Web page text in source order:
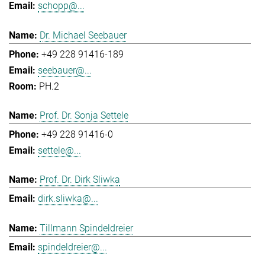
schopp@...
Dr. Michael Seebauer
+49 228 91416-189
seebauer@...
PH.2
Prof. Dr. Sonja Settele
+49 228 91416-0
settele@...
Prof. Dr. Dirk Sliwka
dirk.sliwka@...
Tillmann Spindeldreier
spindeldreier@...